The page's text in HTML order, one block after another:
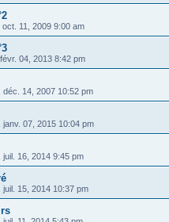
oct. 11, 2009 9:00 am
04, 2013 8:42 pm
déc. 14, 2007 10:52 pm
janv. 07, 2015 10:04 pm
juil. 16, 2014 9:45 pm
juil. 15, 2014 10:37 pm